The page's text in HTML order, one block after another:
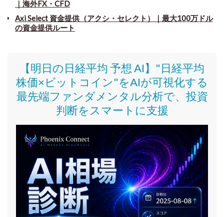
｜海外FX・CFD
Axi Select 資金提供（アクシ・セレクト）｜最大100万ドル
の資金提供ルート
【明日の日経平均 予想 AI】"日経平均
株価×ビットコイン"をAIが可視化する
最先端ファンダメンタル分析で、投資
判断をスマートに支援